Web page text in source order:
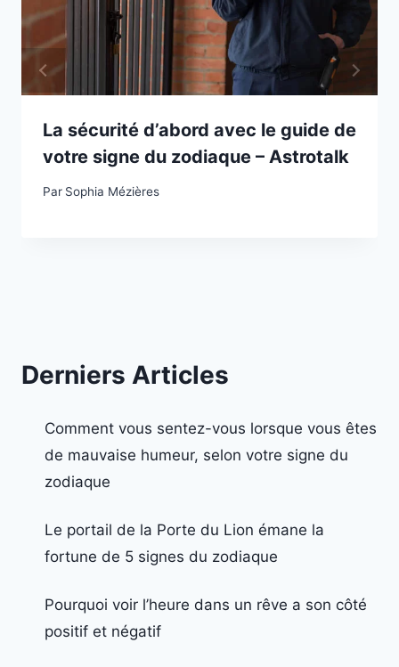
La sécurité d’abord avec le guide de
votre signe du zodiaque – Astrotalk
Par Sophia Mézières
Derniers Articles
Comment vous sentez-vous lorsque vous êtes
de mauvaise humeur, selon votre signe du
zodiaque
Le portail de la Porte du Lion émane la
fortune de 5 signes du zodiaque
Pourquoi voir l’heure dans un rêve a son côté
positif et négatif